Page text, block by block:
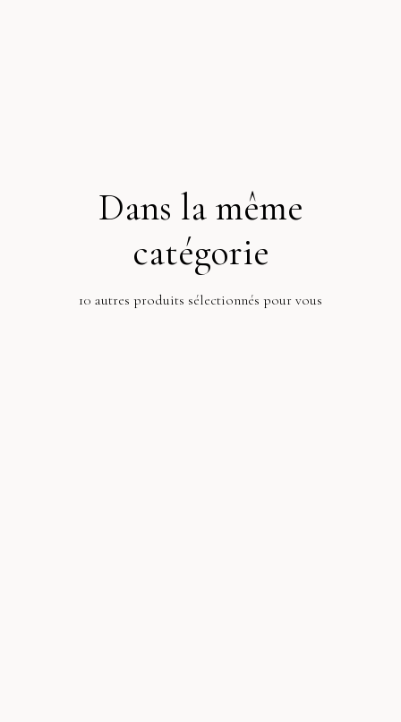
Dans la même
catégorie
10 autres produits sélectionnés pour vous